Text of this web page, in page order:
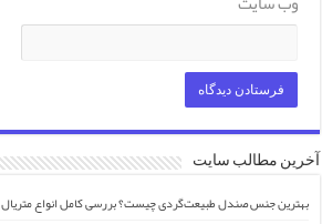
آخرین مطالب سایت
بهترین جنس صندل طبیعت‌گردی چیست؟ بررسی کامل انواع متریال